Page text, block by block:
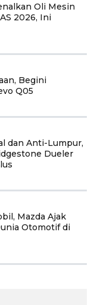
Oli Mesin
2026, Ini
Begini
Q05
dan Anti-Lumpur,
Dueler
Mazda Ajak
Otomotif di